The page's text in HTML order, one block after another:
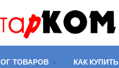
ТОВАРОВ КАК